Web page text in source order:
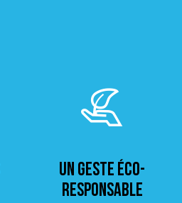
Un geste éco-
responsable